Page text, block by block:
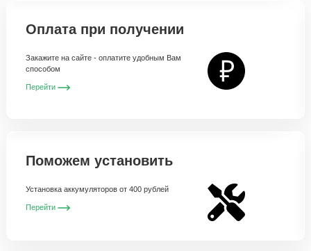
Оплата при получении
Закажите на сайте - оплатите удобным Вам
способом
Перейти
Поможем установить
Установка аккумуляторов от 400 рублей
Перейти